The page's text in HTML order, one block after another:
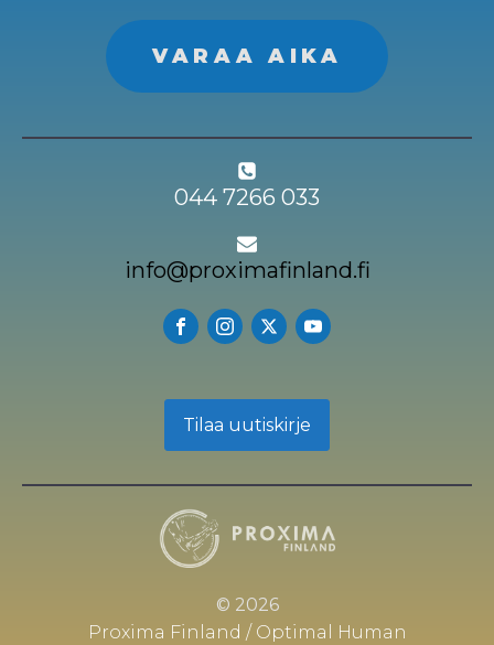
VARAA AIKA
044 7266 033
info@proximafinland.fi
Tilaa uutiskirje
© 2026
Proxima Finland / Optimal Human